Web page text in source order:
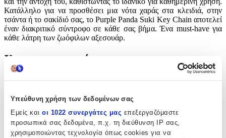
Υπεύθυνη χρήση των δεδομένων σας
Εμείς και οι 1022 συνεργάτες μας επεξεργαζόμαστε
προσωπικά σας δεδομένα, π.χ. τη διεύθυνση IP σας,
χρησιμοποιώντας τεχνολογία όπως cookies για να
Κατάλληλο για να προσθέσει μια νότα χαράς στα κλειδιά, στην
τσάντα ή το σακίδιό σας, το Purple Panda Suki Key Chain αποτελεί
έναν διακριτικό σύντροφο σε κάθε σας βήμα. Ένα must-have για
κάθε λάτρη των ζωόφιλων αξεσουάρ.
Χαρακτηριστικά
Θέμα:
Ζωάκια
Τύπος:
Μπρελόκ